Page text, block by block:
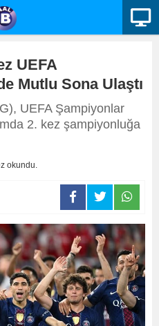
UEFA
Mutlu Sona Ulaştı
UEFA Şampiyonlar
2. kez şampiyonluğa
okundu.